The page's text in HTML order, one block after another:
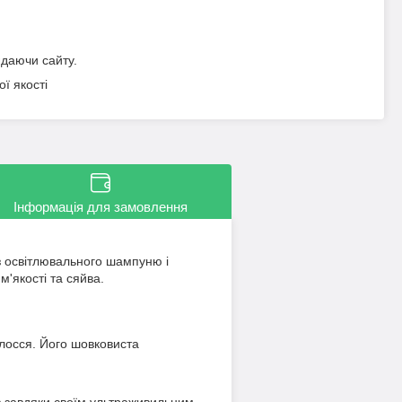
сайту.
якості
Інформація для замовлення
шампуню і
та сяйва.
Його шовковиста